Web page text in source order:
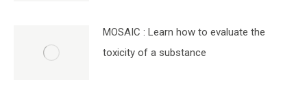
MOSAIC : Learn how to evaluate the
toxicity of a substance